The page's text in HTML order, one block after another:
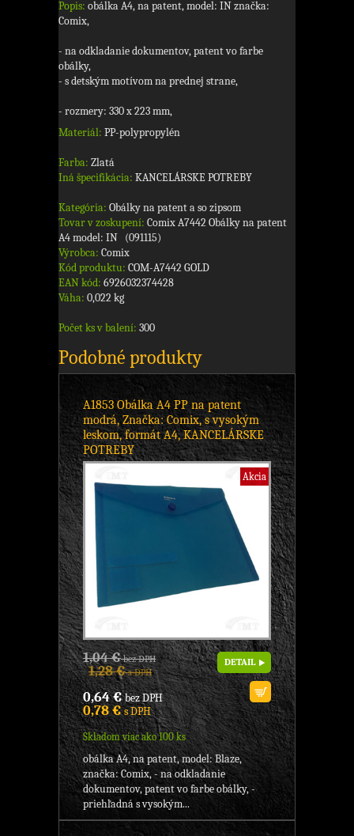
Popis: obálka A4, na patent, model: IN značka:
Comix,
- na odkladanie dokumentov, patent vo farbe
obálky,
- s detským motívom na prednej strane,
- rozmery: 330 x 223 mm,
Materiál: PP-polypropylén
Farba: Zlatá
Iná špecifikácia: KANCELÁRSKE POTREBY
Kategória: Obálky na patent a so zipsom
Tovar v zoskupení: Comix A7442 Obálky na patent
A4 model: IN (091115)
Výrobca: Comix
Kód produktu: COM-A7442 GOLD
EAN kód: 6926032374428
Váha: 0,022 kg
Počet ks v balení: 300
Podobné produkty
A1853 Obálka A4 PP na patent
modrá, Značka: Comix, s vysokým
leskom, formát A4, KANCELÁRSKE
POTREBY
Akcia
1,04 €bez DPH
1,28 €s DPH
0,64 €bez DPH
0,78 €s DPH
Skladom viac ako 100 ks
DETAIL
obálka A4, na patent, model: Blaze,
značka: Comix, - na odkladanie
dokumentov, patent vo farbe obálky, -
priehľadná s vysokým...